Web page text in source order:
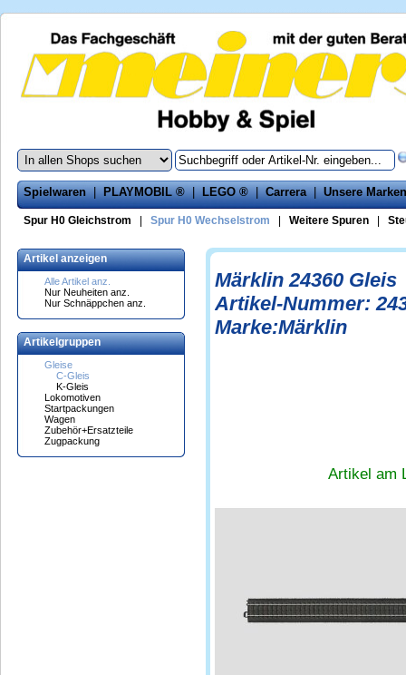
Spielwaren|PLAYMOBIL ®|LEGO ®|Carrera|Unsere Marken
Spur H0 Gleichstrom Spur H0 Wechselstrom Weitere Spuren
Artikel anzeigen
Alle Artikel anz.
Nur Neuheiten anz.
Nur Schnäppchen anz.
Artikelgruppen
Gleise
C-Gleis
K-Gleis
Lokomotiven
Startpackungen
Wagen
Zubehör+Ersatzteile
Zugpackung
Märklin 24360 Gleis
Artikel-Nummer:
Marke:Märklin
Artikel am